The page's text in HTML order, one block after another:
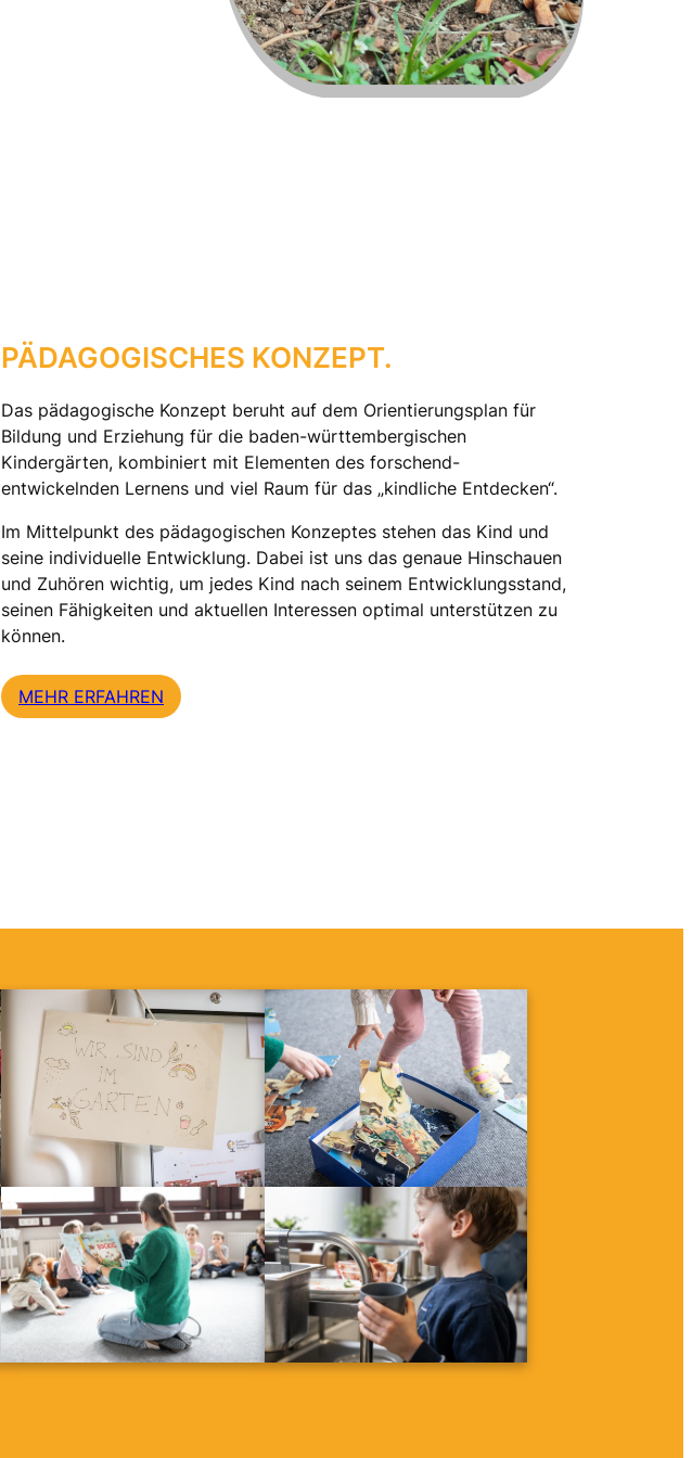
PÄDAGOGISCHES KONZEPT.
Das pädagogische Konzept beruht auf dem Orientierungsplan für
Bildung und Erziehung für die baden-württembergischen
Kindergärten, kombiniert mit Elementen des forschend-
entwickelnden Lernens und viel Raum für das „kindliche Entdecken“.
Im Mittelpunkt des pädagogischen Konzeptes stehen das Kind und
seine individuelle Entwicklung. Dabei ist uns das genaue Hinschauen
und Zuhören wichtig, um jedes Kind nach seinem Entwicklungsstand,
seinen Fähigkeiten und aktuellen Interessen optimal unterstützen zu
können.
MEHR ERFAHREN